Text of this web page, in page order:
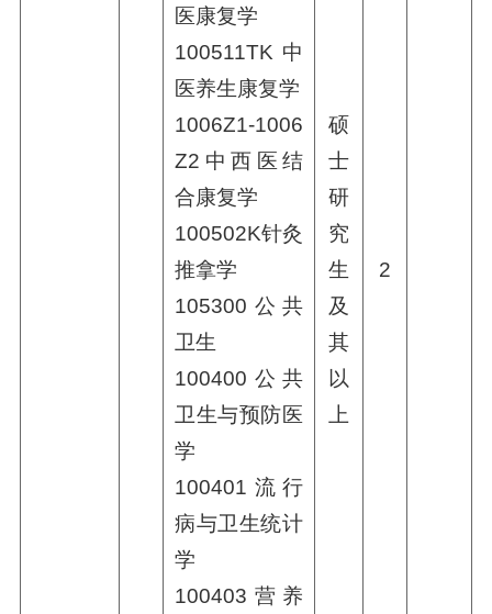
医康复学
100511TK中
医养生康复学
1006Z1-1006
Z2中西医结
合康复学
100502K针灸
推拿学
105300公共
卫生
100400公共
卫生与预防医
学
100401流行
病与卫生统计
学
100403营养
硕
士
研
究
生
及
其
以
上
2